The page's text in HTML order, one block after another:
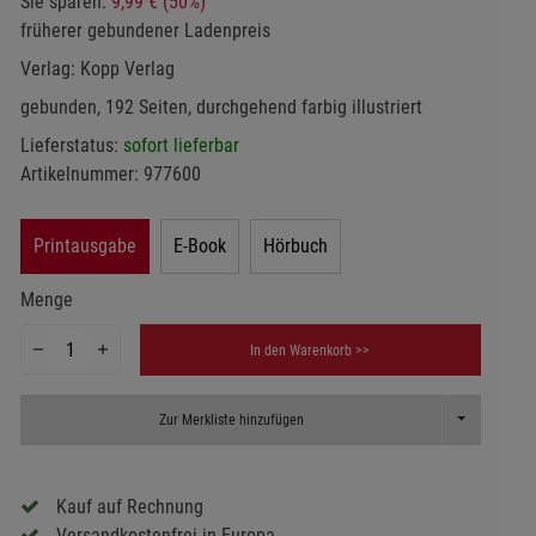
früherer gebundener Ladenpreis
Verlag: Kopp Verlag
gebunden, 192 Seiten, durchgehend farbig illustriert
Lieferstatus: sofort lieferbar
Artikelnummer: 977600
Printausgabe E-Book Hörbuch
Menge
In den Warenkorb >>
Zur Merkliste hinzufügen Toggle
Kauf auf Rechnung